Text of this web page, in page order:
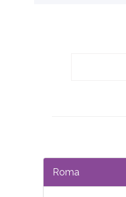
Roma